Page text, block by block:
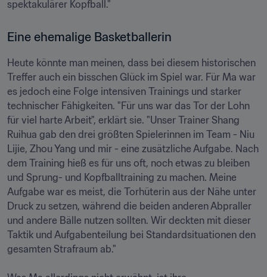
Eine ehemalige Basketballerin
Heute könnte man meinen, dass bei diesem historischen
Treffer auch ein bisschen Glück im Spiel war. Für Ma war
es jedoch eine Folge intensiven Trainings und starker
technischer Fähigkeiten. "Für uns war das Tor der Lohn
für viel harte Arbeit", erklärt sie. "Unser Trainer Shang
Ruihua gab den drei größten Spielerinnen im Team - Niu
Lijie, Zhou Yang und mir - eine zusätzliche Aufgabe. Nach
dem Training hieß es für uns oft, noch etwas zu bleiben
und Sprung- und Kopfballtraining zu machen. Meine
Aufgabe war es meist, die Torhüterin aus der Nähe unter
Druck zu setzen, während die beiden anderen Abpraller
und andere Bälle nutzen sollten. Wir deckten mit dieser
Taktik und Aufgabenteilung bei Standardsituationen den
gesamten Strafraum ab."